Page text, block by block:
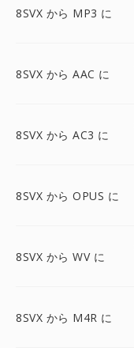
8SVX から MP3 に
8SVX から AAC に
8SVX から AC3 に
8SVX から OPUS に
8SVX から WV に
8SVX から M4R に